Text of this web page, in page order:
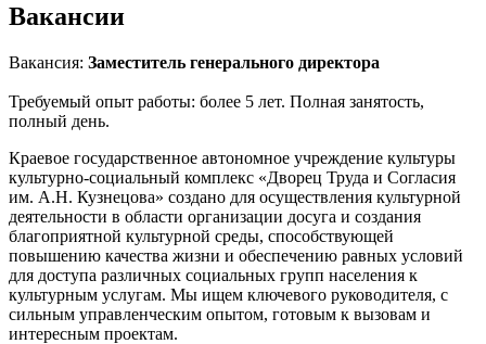
Вакансии
Вакансия: Заместитель генерального директора
Требуемый опыт работы: более 5 лет. Полная занятость,
полный день.
Краевое государственное автономное учреждение культуры
культурно-социальный комплекс «Дворец Труда и Согласия
им. А.Н. Кузнецова» создано для осуществления культурной
деятельности в области организации досуга и создания
благоприятной культурной среды, способствующей
повышению качества жизни и обеспечению равных условий
для доступа различных социальных групп населения к
культурным услугам. Мы ищем ключевого руководителя, с
сильным управленческим опытом, готовым к вызовам и
интересным проектам.